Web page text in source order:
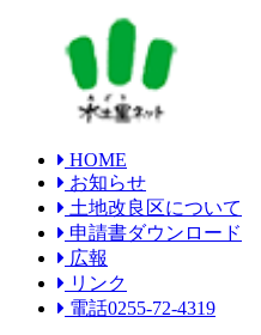
HOME
お知らせ
土地改良区について
申請書ダウンロード
広報
リンク
電話0255-72-4319